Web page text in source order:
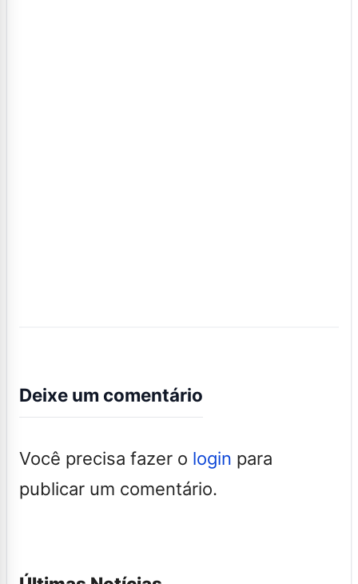
Deixe um comentário
Você precisa fazer o login para
publicar um comentário.